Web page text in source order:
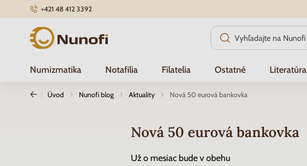
+421 48 412 3392
Nunofi.sk
Numizmatika Notafilia Filatelia Ostatné Literatúra
Úvod Nunofi blog Aktuality Nová 50 eurová bankovka
Nová 50 eurová bankovka
Už o mesiac bude v obehu